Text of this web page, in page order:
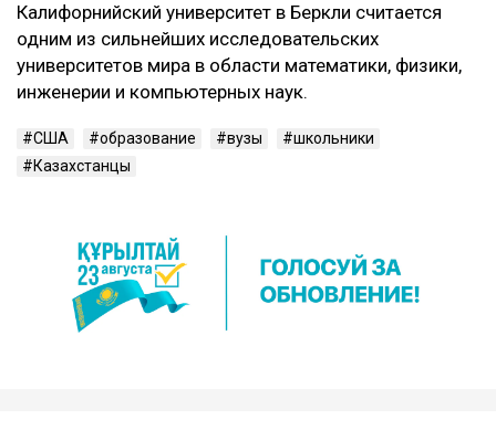
Калифорнийский университет в Беркли считается
одним из сильнейших исследовательских
университетов мира в области математики, физики,
инженерии и компьютерных наук.
США образование вузы
школьники
Казахстанцы